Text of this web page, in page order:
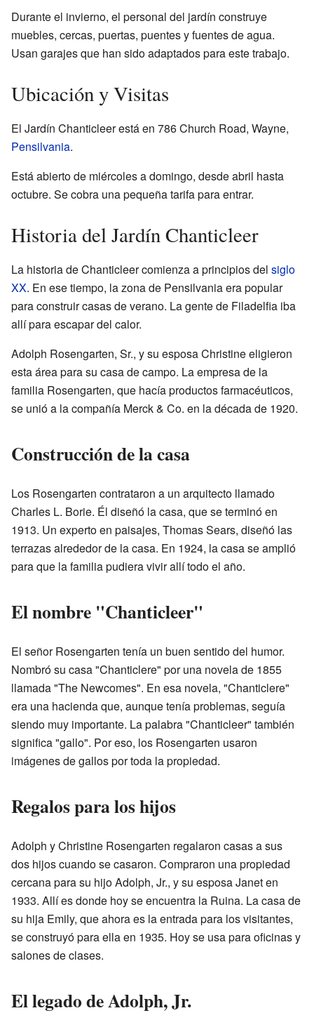
Durante el invierno, el personal del jardín construye
muebles, cercas, puertas, puentes y fuentes de agua.
Usan garajes que han sido adaptados para este trabajo.
Ubicación y Visitas
El Jardín Chanticleer está en 786 Church Road, Wayne,
Pensilvania.
Está abierto de miércoles a domingo, desde abril hasta
octubre. Se cobra una pequeña tarifa para entrar.
Historia del Jardín Chanticleer
La historia de Chanticleer comienza a principios del siglo
XX. En ese tiempo, la zona de Pensilvania era popular
para construir casas de verano. La gente de Filadelfia iba
allí para escapar del calor.
Adolph Rosengarten, Sr., y su esposa Christine eligieron
esta área para su casa de campo. La empresa de la
familia Rosengarten, que hacía productos farmacéuticos,
se unió a la compañía Merck & Co. en la década de 1920.
Construcción de la casa
Los Rosengarten contrataron a un arquitecto llamado
Charles L. Borie. Él diseñó la casa, que se terminó en
1913. Un experto en paisajes, Thomas Sears, diseñó las
terrazas alrededor de la casa. En 1924, la casa se amplió
para que la familia pudiera vivir allí todo el año.
El nombre "Chanticleer"
El señor Rosengarten tenía un buen sentido del humor.
Nombró su casa "Chanticlere" por una novela de 1855
llamada "The Newcomes". En esa novela, "Chanticlere"
era una hacienda que, aunque tenía problemas, seguía
siendo muy importante. La palabra "Chanticleer" también
significa "gallo". Por eso, los Rosengarten usaron
imágenes de gallos por toda la propiedad.
Regalos para los hijos
Adolph y Christine Rosengarten regalaron casas a sus
dos hijos cuando se casaron. Compraron una propiedad
cercana para su hijo Adolph, Jr., y su esposa Janet en
1933. Allí es donde hoy se encuentra la Ruina. La casa de
su hija Emily, que ahora es la entrada para los visitantes,
se construyó para ella en 1935. Hoy se usa para oficinas y
salones de clases.
El legado de Adolph, Jr.